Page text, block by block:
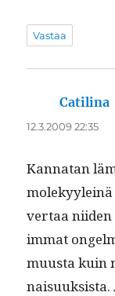
Vastaa
Catilina
12.3.2009 22:35
Kan­natan
ver­taa
im­mat
muus­ta kuin
naisuuk­sista.